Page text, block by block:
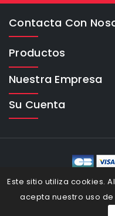
Contacta Con
Productos
Nuestra Empresa
Su Cuenta
Este sitio utiliza cookies.
acepta nuestro uso